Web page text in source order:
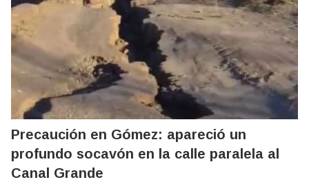
Precaución en Gómez: apareció un
profundo socavón en la calle paralela al
Canal Grande